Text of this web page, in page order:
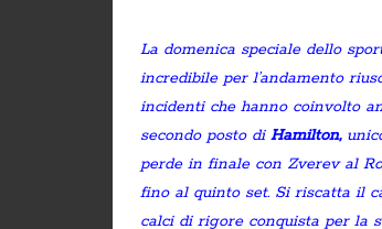
La domenica speciale dello
incredibile per l’andamento
incidenti che hanno coinvolto
secondo posto di Hamilton,
perde in finale con Zverev al
fino al quinto set. Si riscatta il
calci di rigore conquista per la